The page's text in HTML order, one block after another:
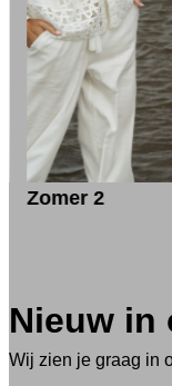
Zomer 2
Nieuw in
Wij zien je graag in